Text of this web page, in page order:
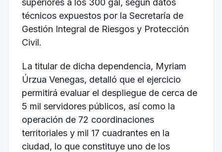
superiores a los 300 gal, según datos
técnicos expuestos por la Secretaría de
Gestión Integral de Riesgos y Protección
Civil.
La titular de dicha dependencia, Myriam
Úrzua Venegas, detalló que el ejercicio
permitirá evaluar el despliegue de cerca de
5 mil servidores públicos, así como la
operación de 72 coordinaciones
territoriales y mil 17 cuadrantes en la
ciudad, lo que constituye uno de los